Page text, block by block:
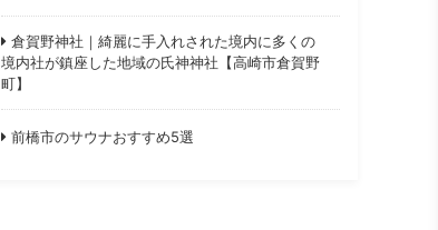
倉賀野神社｜綺麗に手入れされた境内に多くの
境内社が鎮座した地域の氏神神社【高崎市倉賀野
町】
前橋市のサウナおすすめ5選